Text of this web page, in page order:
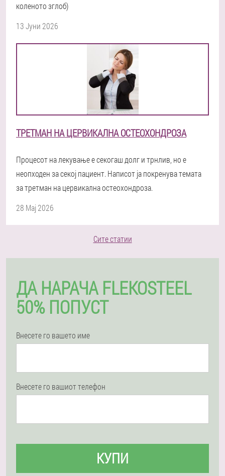
коленото зглоб)
13 Јуни 2026
ТРЕТМАН НА ЦЕРВИКАЛНА ОСТЕОХОНДРОЗА
Процесот на лекување е секогаш долг и трнлив, но е
неопходен за секој пациент. Написот ја покренува темата
за третман на цервикална остеохондроза.
28 Мај 2026
Сите статии
ДА НАРАЧА FLEKOSTEEL
50% ПОПУСТ
Внесете го вашето име
Внесете го вашиот телефон
КУПИ